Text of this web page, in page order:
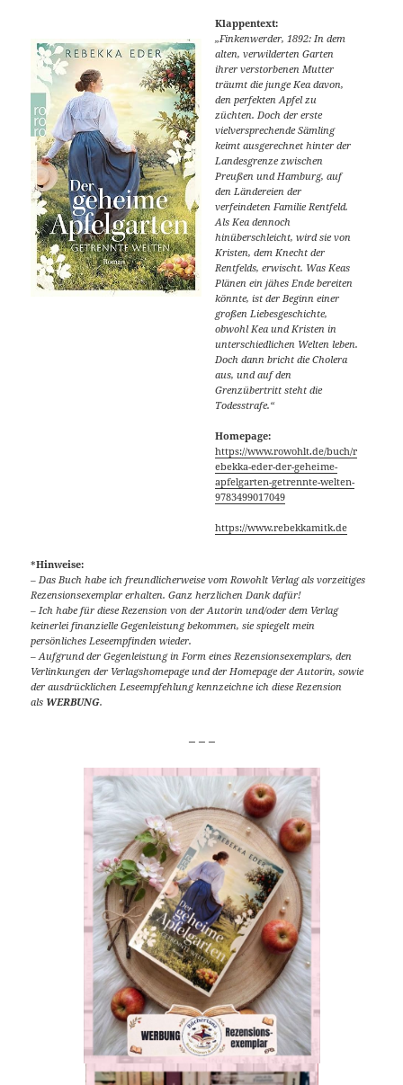
Klappentext:
„Finkenwerder, 1892: In dem
alten, verwilderten Garten
ihrer verstorbenen Mutter
träumt die junge Kea davon,
den perfekten Apfel zu
züchten. Doch der erste
vielversprechende Sämling
keimt ausgerechnet hinter der
Landesgrenze zwischen
Preußen und Hamburg, auf
den Ländereien der
verfeindeten Familie Rentfeld.
Als Kea dennoch
hinüberschleicht, wird sie von
Kristen, dem Knecht der
Rentfelds, erwischt. Was Keas
Plänen ein jähes Ende bereiten
könnte, ist der Beginn einer
großen Liebesgeschichte,
obwohl Kea und Kristen in
unterschiedlichen Welten leben.
Doch dann bricht die Cholera
aus, und auf den
Grenzübertritt steht die
Todesstrafe.“
Homepage:
https://www.rowohlt.de/buch/r
ebekka-eder-der-geheime-
apfelgarten-getrennte-welten-
9783499017049
https://www.rebekkamitk.de
*Hinweise:
– Das Buch habe ich freundlicherweise vom Rowohlt Verlag als vorzeitiges
Rezensionsexemplar erhalten. Ganz herzlichen Dank dafür!
– Ich habe für diese Rezension von der Autorin und/oder dem Verlag
keinerlei finanzielle Gegenleistung bekommen, sie spiegelt mein
persönliches Leseempfinden wieder.
– Aufgrund der Gegenleistung in Form eines Rezensionsexemplars, den
Verlinkungen der Verlagshomepage und der Homepage der Autorin, sowie
der ausdrücklichen Leseempfehlung kennzeichne ich diese Rezension
als WERBUNG.